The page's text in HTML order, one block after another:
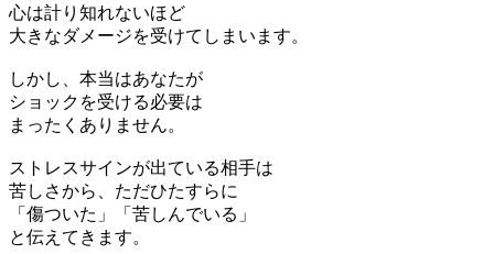
心は計り知れないほど
大きなダメージを受けてしまいます。
しかし、本当はあなたが
ショックを受ける必要は
まったくありません。
ストレスサインが出ている相手は
苦しさから、ただひたすらに
「傷ついた」「苦しんでいる」
と伝えてきます。